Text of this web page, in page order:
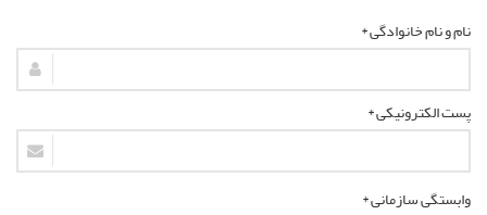
نام و نام خانوادگی *
پست الکترونیکی *
وابستگی سازمانی *